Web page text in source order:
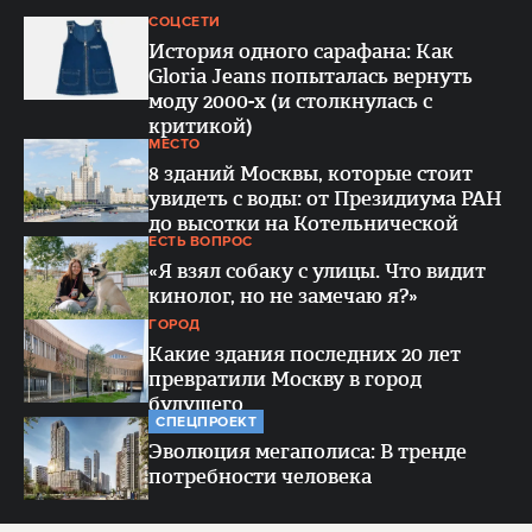
СОЦСЕТИ
История одного сарафана: Как
Gloria Jeans попыталась вернуть
моду 2000-х (и столкнулась с
критикой)
МЕСТО
8 зданий Москвы, которые стоит
увидеть с воды: от Президиума РАН
до высотки на Котельнической
ЕСТЬ ВОПРОС
«Я взял собаку с улицы. Что видит
кинолог, но не замечаю я?»
ГОРОД
Какие здания последних 20 лет
превратили Москву в город
будущего
СПЕЦПРОЕКТ
Эволюция мегаполиса: В тренде
потребности человека